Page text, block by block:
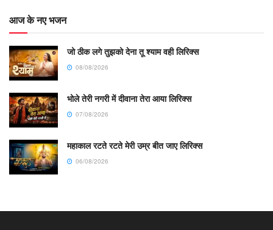
आज के नए भजन
जो ठीक लगे तुझको देना तू श्याम वही लिरिक्स
08/08/2026
भोले तेरी नगरी में दीवाना तेरा आया लिरिक्स
07/08/2026
महाकाल रटते रटते मेरी उम्र बीत जाए लिरिक्स
06/08/2026